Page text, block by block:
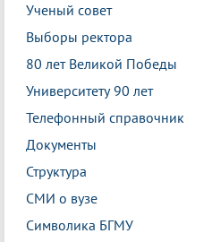
Ученый совет
Выборы ректора
80 лет Великой Победы
Университету 90 лет
Телефонный справочник
Документы
Структура
СМИ о вузе
Символика БГМУ